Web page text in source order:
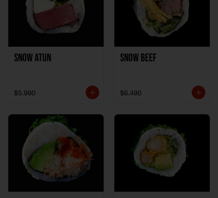
Snow Atun
$5.990
Snow Beef
$6.490